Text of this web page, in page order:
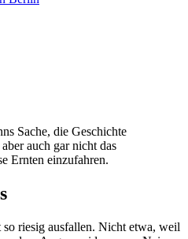
Sache, die Geschichte
auch gar nicht das
Ernten einzufahren.
riesig ausfallen. Nicht etwa, weil